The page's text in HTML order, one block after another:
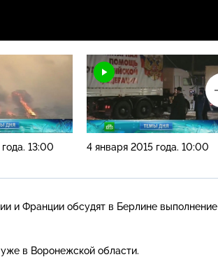
13:00 4 января 2015 года. 10:00
и Франции обсудят в Берлине выполнение
в Воронежской области.